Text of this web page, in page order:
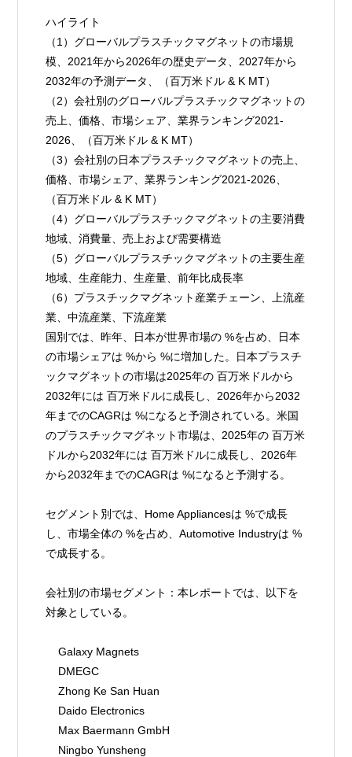
ハイライト
（1）グローバルプラスチックマグネットの市場規
模、2021年から2026年の歴史データ、2027年から
2032年の予測データ、（百万米ドル & K MT）
（2）会社別のグローバルプラスチックマグネットの
売上、価格、市場シェア、業界ランキング2021-
2026、（百万米ドル & K MT）
（3）会社別の日本プラスチックマグネットの売上、
価格、市場シェア、業界ランキング2021-2026、
（百万米ドル & K MT）
（4）グローバルプラスチックマグネットの主要消費
地域、消費量、売上および需要構造
（5）グローバルプラスチックマグネットの主要生産
地域、生産能力、生産量、前年比成長率
（6）プラスチックマグネット産業チェーン、上流産
業、中流産業、下流産業
国別では、昨年、日本が世界市場の %を占め、日本
の市場シェアは %から %に増加した。日本プラスチ
ックマグネットの市場は2025年の 百万米ドルから
2032年には 百万米ドルに成長し、2026年から2032
年までのCAGRは %になると予測されている。米国
のプラスチックマグネット市場は、2025年の 百万米
ドルから2032年には 百万米ドルに成長し、2026年
から2032年までのCAGRは %になると予測する。
セグメント別では、Home Appliancesは %で成長
し、市場全体の %を占め、Automotive Industryは %
で成長する。
会社別の市場セグメント：本レポートでは、以下を
対象としている。
    Galaxy Magnets
    DMEGC
    Zhong Ke San Huan
    Daido Electronics
    Max Baermann GmbH
    Ningbo Yunsheng